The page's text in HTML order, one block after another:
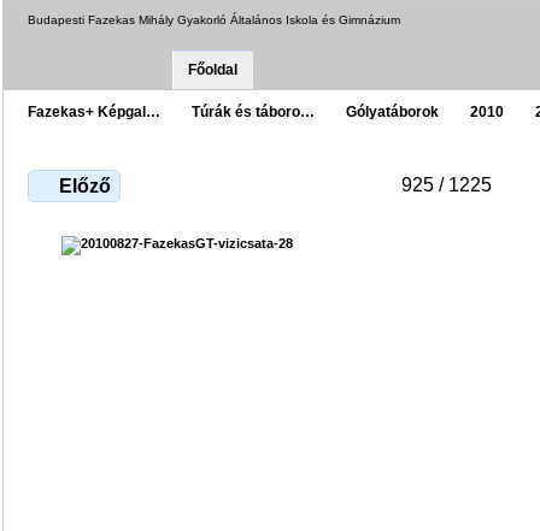
Budapesti Fazekas Mihály Gyakorló Általános Iskola és Gimnázium
Főoldal
Fazekas+ Képgal… Túrák és táboro… Gólyatáborok 2010
Előző 925 / 1225